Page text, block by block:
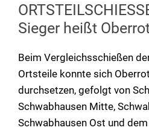
Sieger heißt
Beim Vergleichsschießen
Ortsteile konnte sich
durchsetzen, gefolgt von
Schwabhausen Mitte,
Schwabhausen Ost und